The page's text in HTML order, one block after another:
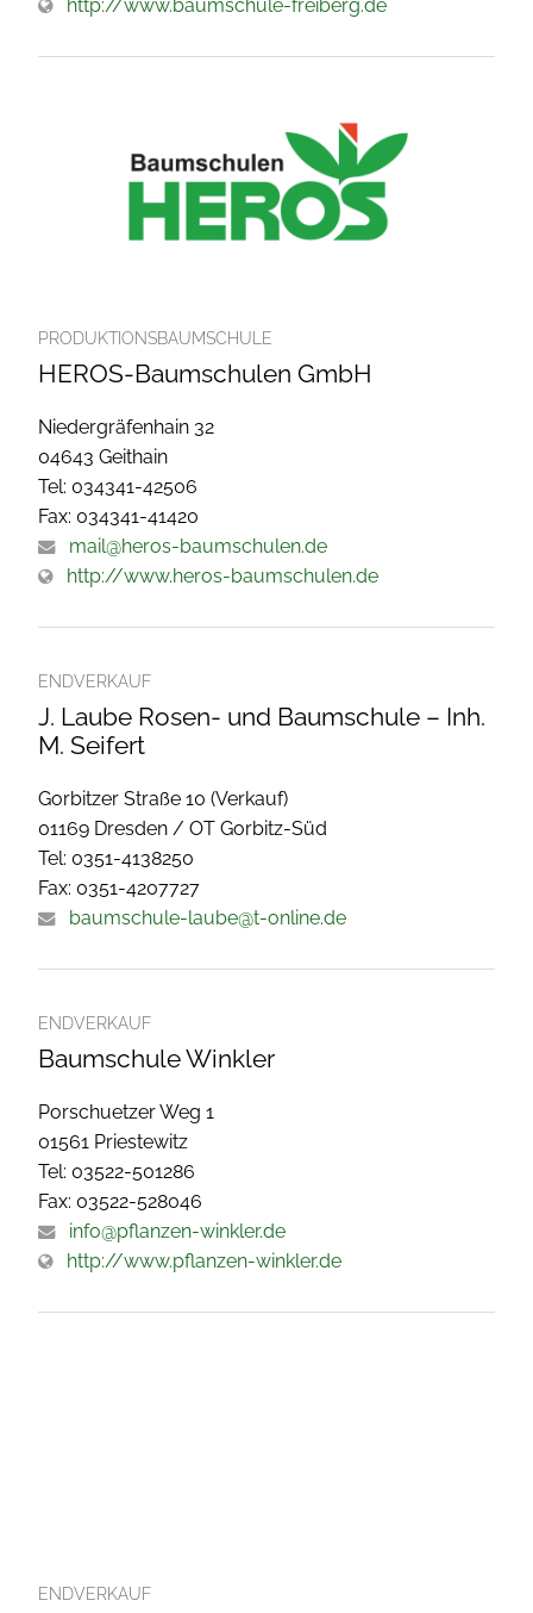
http://www.baumschule-freiberg.de
PRODUKTIONSBAUMSCHULE
HEROS-Baumschulen GmbH
Niedergräfenhain 32
04643 Geithain
Tel: 034341-42506
Fax: 034341-41420
mail@heros-baumschulen.de
http://www.heros-baumschulen.de
ENDVERKAUF
J. Laube Rosen- und Baumschule – Inh.
M. Seifert
Gorbitzer Straße 10 (Verkauf)
01169 Dresden / OT Gorbitz-Süd
Tel: 0351-4138250
Fax: 0351-4207727
baumschule-laube@t-online.de
ENDVERKAUF
Baumschule Winkler
Porschuetzer Weg 1
01561 Priestewitz
Tel: 03522-501286
Fax: 03522-528046
info@pflanzen-winkler.de
http://www.pflanzen-winkler.de
ENDVERKAUF